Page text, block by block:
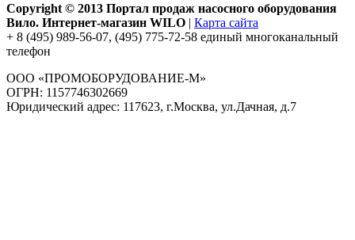
Copyright © 2013 Портал продаж насосного оборудования
Вило. Интернет-магазин WILO | Карта сайта
+ 8 (495) 989-56-07, (495) 775-72-58 единый многоканальный
телефон
ООО «ПРОМОБОРУДОВАНИЕ-М»
ОГРН: 1157746302669
Юридический адрес: 117623, г.Москва, ул.Дачная, д.7